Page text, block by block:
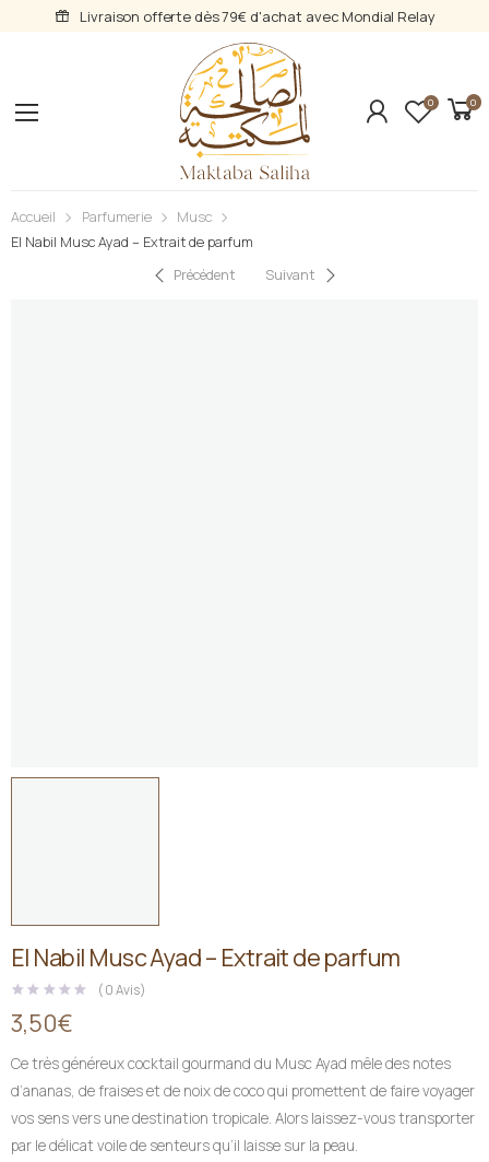
Livraison offerte dès 79€ d'achat avec Mondial Relay
0 0
Accueil Parfumerie
Musc
El Nabil Musc Ayad – Extrait de parfum
Précédent
Suivant
El Nabil Musc Ayad – Extrait de parfum
(0Avis )
3,50€
Ce très généreux cocktail gourmand du Musc Ayad mêle des notes
d’ananas, de fraises et de noix de coco qui promettent de faire voyager
vos sens vers une destination tropicale. Alors laissez-vous transporter
par le délicat voile de senteurs qu’il laisse sur la peau.